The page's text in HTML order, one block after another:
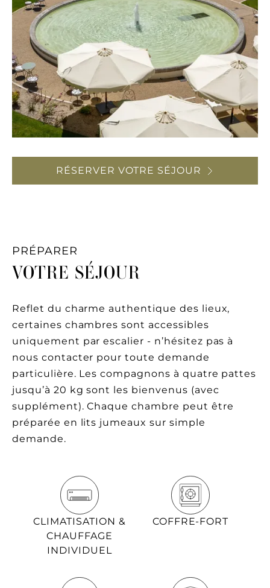
RÉSERVER VOTRE SÉJOUR
PRÉPARER
VOTRE SÉJOUR
Reflet du charme authentique des lieux,
certaines chambres sont accessibles
uniquement par escalier - n’hésitez pas à
nous contacter pour toute demande
particulière. Les compagnons à quatre pattes
jusqu’à 20 kg sont les bienvenus (avec
supplément). Chaque chambre peut être
préparée en lits jumeaux sur simple
demande.
CLIMATISATION &
CHAUFFAGE
INDIVIDUEL
COFFRE-FORT